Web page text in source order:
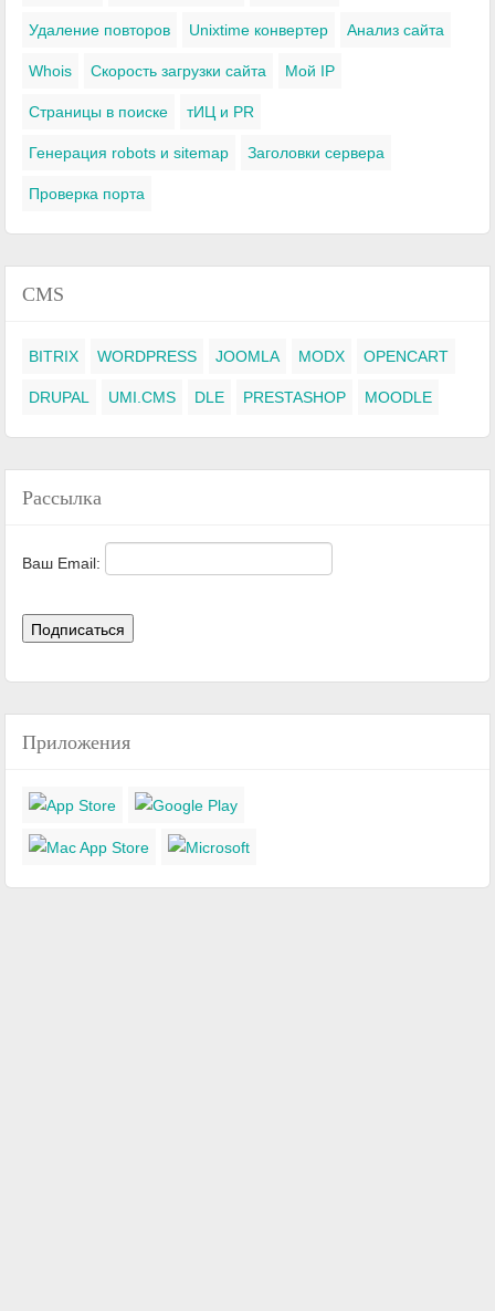
Удаление повторов Unixtime конвертер Анализ сайта
Whois Скорость загрузки сайта Мой IP
Страницы в поиске тИЦ и PR
Генерация robots и sitemap Заголовки сервера
Проверка порта
CMS
BITRIX WORDPRESS JOOMLA MODX OPENCART
DRUPAL UMI.CMS DLE PRESTASHOP MOODLE
Рассылка
Ваш Email:
Приложения